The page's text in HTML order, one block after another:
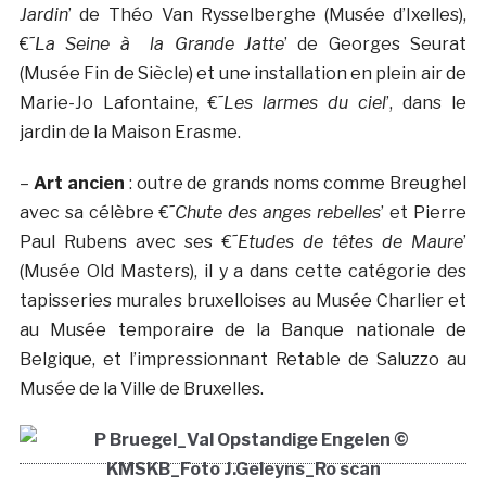
Jardin’ de Théo Van Rysselberghe (Musée d’Ixelles),
€˜La Seine à la Grande Jatte’ de Georges Seurat
(Musée Fin de Siècle) et une installation en plein air de
Marie-Jo Lafontaine, €˜Les larmes du ciel’, dans le
jardin de la Maison Erasme.
– Art ancien : outre de grands noms comme Breughel
avec sa célèbre €˜Chute des anges rebelles’ et Pierre
Paul Rubens avec ses €˜Etudes de têtes de Maure’
(Musée Old Masters), il y a dans cette catégorie des
tapisseries murales bruxelloises au Musée Charlier et
au Musée temporaire de la Banque nationale de
Belgique, et l’impressionnant Retable de Saluzzo au
Musée de la Ville de Bruxelles.